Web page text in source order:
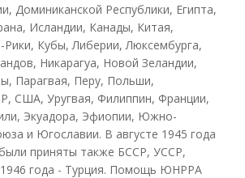
Доминиканской Республики, Египта,
Исландии, Канады, Китая,
Кубы, Либерии, Люксембурга,
Никарагуа, Новой Зеландии,
Парагвая, Перу, Польши,
США, Уругвая, Филиппин, Франции,
Экуадора, Эфиопии, Южно-
и Югославии. В августе 1945 года
приняты также БССР, УССР,
года - Турция. Помощь ЮНРРА